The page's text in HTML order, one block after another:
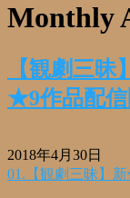
Monthly
【観劇三昧
★9作品配信
2018年4月30日
01.【観劇三昧】